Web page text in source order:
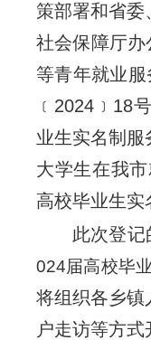
策部署和省
社会保障厅
等青年就业
﹝2024﹞18
业生实名制
大学生在我
高校毕业生
此次登记
024届高校毕
将组织各乡镇
户走访等方